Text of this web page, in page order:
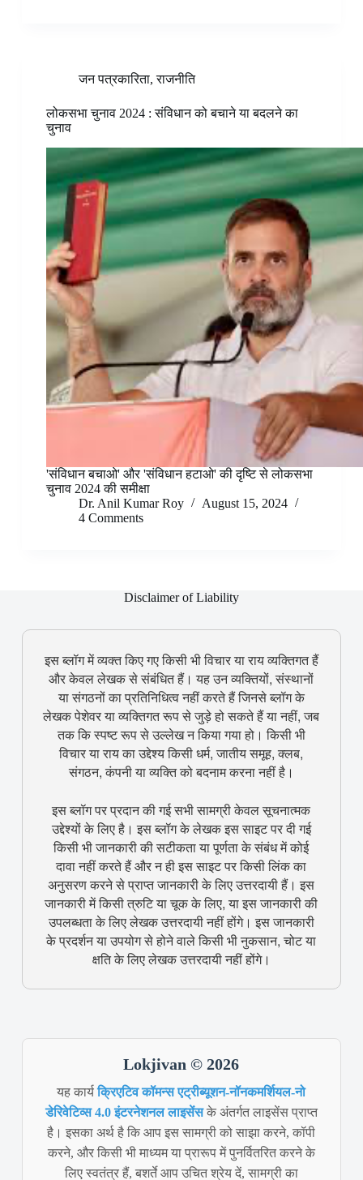
जन पत्रकारिता,राजनीति
लोकसभा चुनाव 2024 : संविधान को बचाने या बदलने का
चुनाव
'संविधान बचाओ' और 'संविधान हटाओ' की दृष्टि से लोकसभा
चुनाव 2024 की समीक्षा
Dr. Anil Kumar Roy
August 15, 2024
4 Comments
Disclaimer of Liability
इस ब्लॉग में व्यक्त किए गए किसी भी विचार या राय व्यक्तिगत हैं
और केवल लेखक से संबंधित हैं। यह उन व्यक्तियों, संस्थानों
या संगठनों का प्रतिनिधित्व नहीं करते हैं जिनसे ब्लॉग के
लेखक पेशेवर या व्यक्तिगत रूप से जुड़े हो सकते हैं या नहीं, जब
तक कि स्पष्ट रूप से उल्लेख न किया गया हो। किसी भी
विचार या राय का उद्देश्य किसी धर्म, जातीय समूह, क्लब,
संगठन, कंपनी या व्यक्ति को बदनाम करना नहीं है।
इस ब्लॉग पर प्रदान की गई सभी सामग्री केवल सूचनात्मक
उद्देश्यों के लिए है। इस ब्लॉग के लेखक इस साइट पर दी गई
किसी भी जानकारी की सटीकता या पूर्णता के संबंध में कोई
दावा नहीं करते हैं और न ही इस साइट पर किसी लिंक का
अनुसरण करने से प्राप्त जानकारी के लिए उत्तरदायी हैं। इस
जानकारी में किसी त्रुटि या चूक के लिए, या इस जानकारी की
उपलब्धता के लिए लेखक उत्तरदायी नहीं होंगे। इस जानकारी
के प्रदर्शन या उपयोग से होने वाले किसी भी नुकसान, चोट या
क्षति के लिए लेखक उत्तरदायी नहीं होंगे।
Lokjivan © 2026
यह कार्यक्रिएटिव कॉमन्स एट्रीब्यूशन-नॉनकमर्शियल-नो
डेरिवेटिव्स 4.0 इंटरनेशनल लाइसेंसके अंतर्गत लाइसेंस प्राप्त
है। इसका अर्थ है कि आप इस सामग्री को साझा करने, कॉपी
करने, और किसी भी माध्यम या प्रारूप में पुनर्वितरित करने के
लिए स्वतंत्र हैं, बशर्ते आप उचित श्रेय दें, सामग्री का